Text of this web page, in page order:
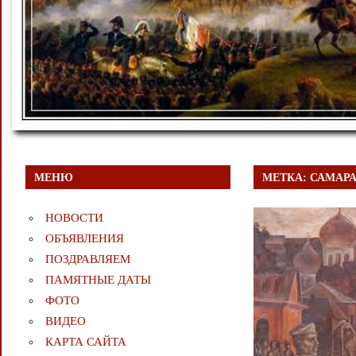
МЕТКА:
МЕНЮ
НОВОСТИ
ОБЪЯВЛЕНИЯ
ПОЗДРАВЛЯЕМ
ПАМЯТНЫЕ ДАТЫ
ФОТО
ВИДЕО
КАРТА САЙТА